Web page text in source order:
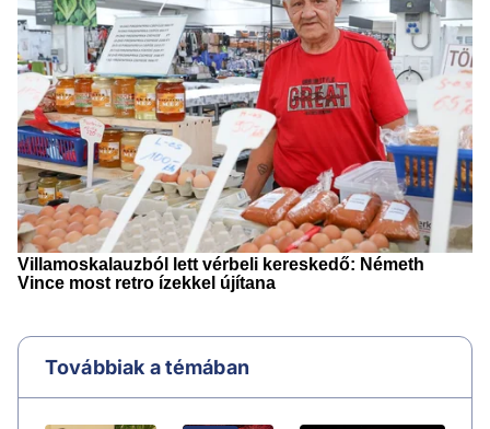
Továbbiak a témában